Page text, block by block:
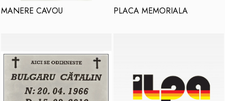
MANERE CAVOU PLACA MEMORIALA